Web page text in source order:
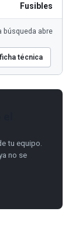
Fusibles
búsqueda abre
técnica
tu equipo.
no se